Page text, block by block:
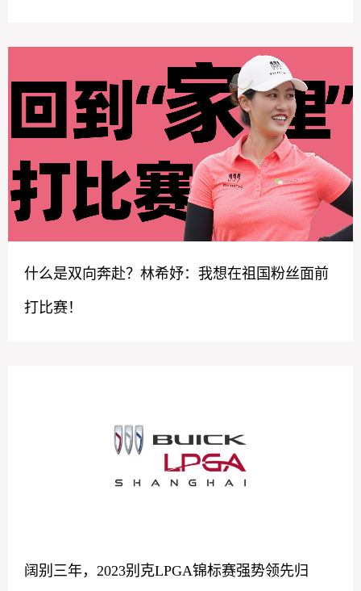
什么是双向奔赴？林希妤：我想在祖国粉丝面前
打比赛！
阔别三年，2023别克LPGA锦标赛强势领先归